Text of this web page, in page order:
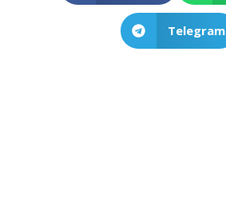
Telegram